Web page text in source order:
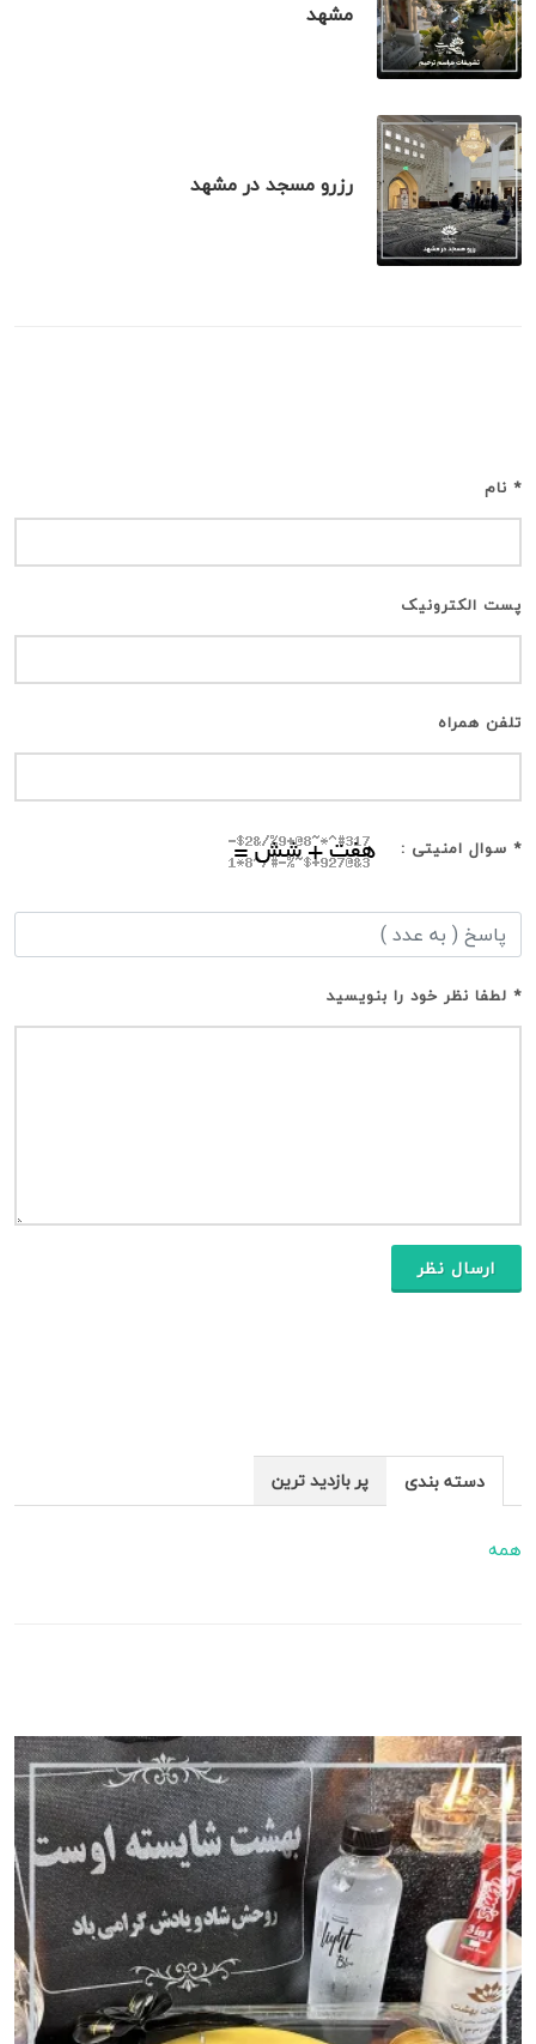
مشهد
رزرو مسجد در مشهد
* نام
پست الکترونیک
تلفن همراه
* سوال امنیتی :
* لطفا نظر خود را بنویسید
ارسال نظر
دسته بندی پر بازدید ترین
همه